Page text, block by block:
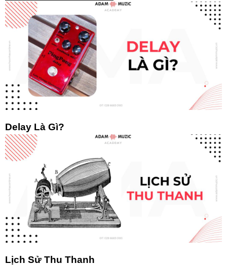
Delay Là Gì?
Lịch Sử Thu Thanh